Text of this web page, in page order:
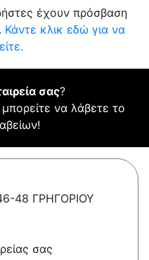
έχουν πρόσβαση
Κάντε κλικ εδώ για να
σας?
να λάβετε το
48 ΓΡΗΓΟΡΙΟΥ
σας